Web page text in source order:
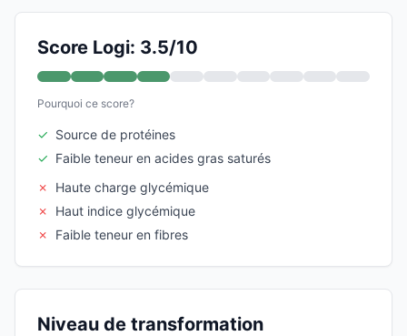
Score Logi: 3.5/10
Pourquoi ce score?
✓ Source de protéines
✓ Faible teneur en acides gras saturés
✗
Haute charge glycémique
✗
Haut indice glycémique
✗
Faible teneur en fibres
Niveau de transformation